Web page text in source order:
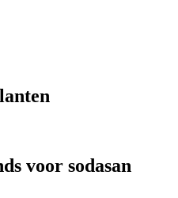
voor sodasan